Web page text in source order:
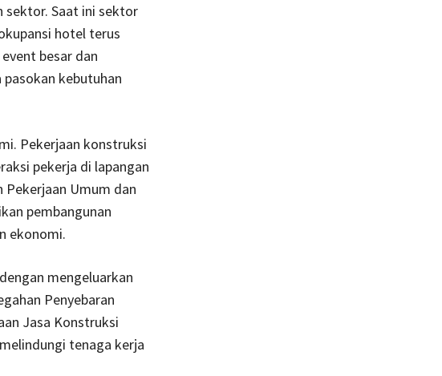
sektor. Saat ini sektor
hotel terus
besar dan
kebutuhan
Pekerjaan konstruksi
pekerja di lapangan
Umum dan
pembangunan
ekonomi.
mengeluarkan
Penyebaran
Jasa Konstruksi
tenaga kerja